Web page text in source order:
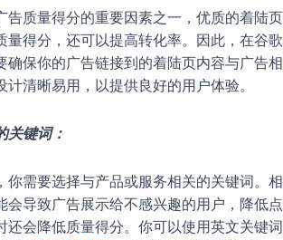
告质量得分的重要因素之一，优质的着陆页
量得分，还可以提高转化率。因此，在谷歌
确保你的广告链接到的着陆页内容与广告相
计清晰易用，以提供良好的用户体验。
关键词：
你需要选择与产品或服务相关的关键词。相
会导致广告展示给不感兴趣的用户，降低点
还会降低质量得分。你可以使用英文关键词